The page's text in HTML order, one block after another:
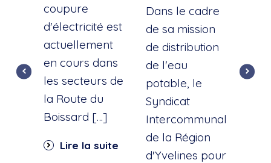
coupure
d'électricité est
actuellement
en cours dans
les secteurs de
la Route du
Boissard […]
Lire la suite
Dans le cadre
de sa mission
de distribution
de l'eau
potable, le
Syndicat
Intercommunal
de la Région
d'Yvelines pour